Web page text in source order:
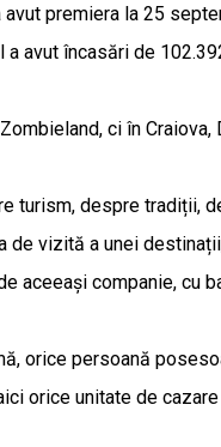
premiera la 25
avut încasări de
ci în Craiova,
turism, despre tradiții,
de vizită a unei
aceeași companie, cu
orice persoană
orice unitate de